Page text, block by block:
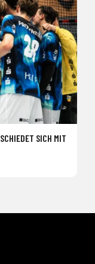
SICH MIT